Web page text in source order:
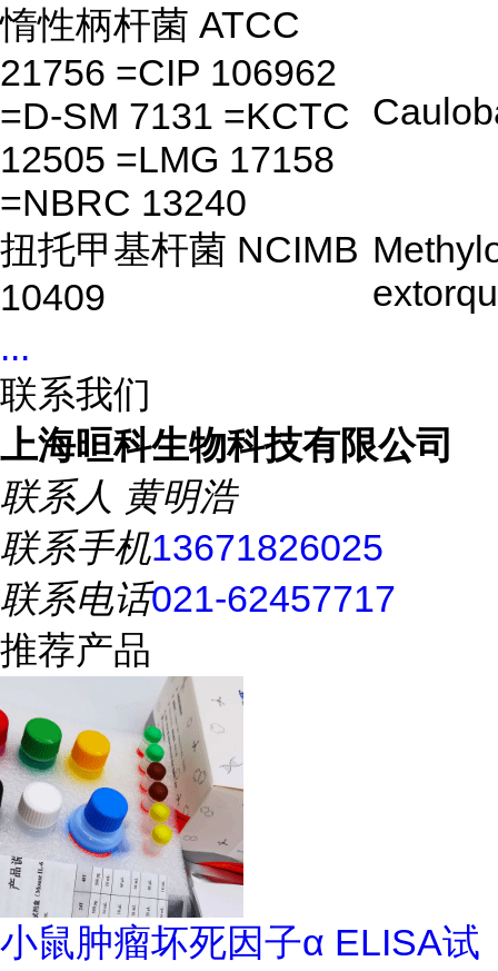
惰性柄杆菌 ATCC
21756 =CIP 106962
=D-SM 7131 =KCTC
12505 =LMG 17158
=NBRC 13240
扭托甲基杆菌 NCIMB
10409
...
联系我们
上海晅科生物科技有限公司
联系人 黄明浩
联系手机13671826025
联系电话021-62457717
推荐产品
小鼠肿瘤坏死因子α ELISA试